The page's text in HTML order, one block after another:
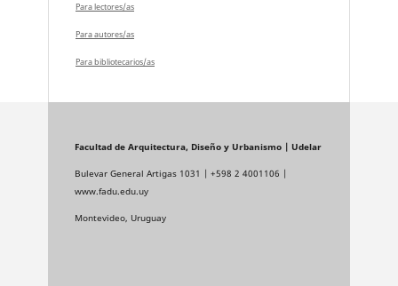
Para lectores/as
Para autores/as
Para bibliotecarios/as
Facultad de Arquitectura, Diseño y Urbanismo | Udelar
Bulevar General Artigas 1031 | +598 2 4001106 |
www.fadu.edu.uy
Montevideo, Uruguay